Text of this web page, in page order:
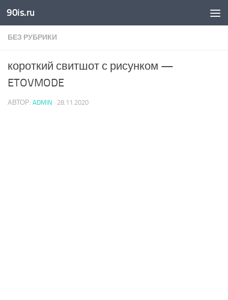
Skip to content
90is.ru
БЕЗ РУБРИКИ
короткий свитшот с рисунком —
ETOVMODE
АВТОР: ADMIN · 28.11.2020